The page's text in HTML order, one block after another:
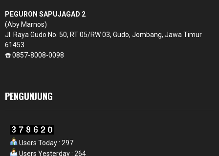
PEGURON SAPUJAGAD 2
(Aby Marnos)
Jl. Raya Gudo No. 50, RT 05/RW 03, Gudo, Jombang, Jawa Timur
61453
☎️ 0857-8008-0098
PENGUNJUNG
Users Today : 297
Users Yesterday : 264